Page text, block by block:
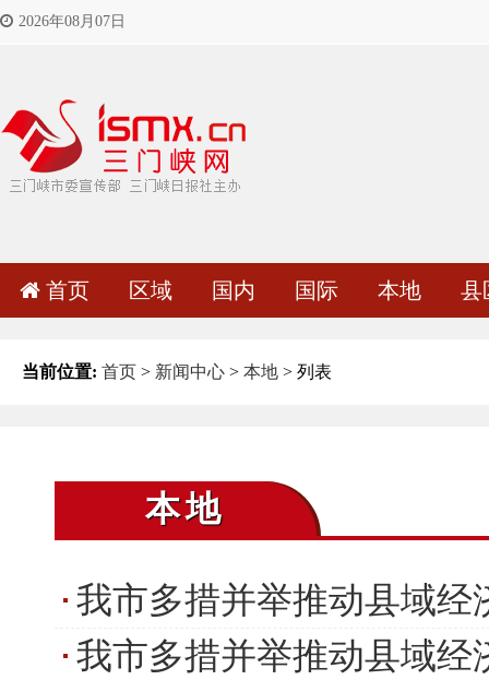
2026年08月07日
首页 区域 国内 国际 本地 县
当前位置: 首页 > 新闻中心 > 本地 > 列表
本地
我市多措并举推动县域经
我市多措并举推动县域经